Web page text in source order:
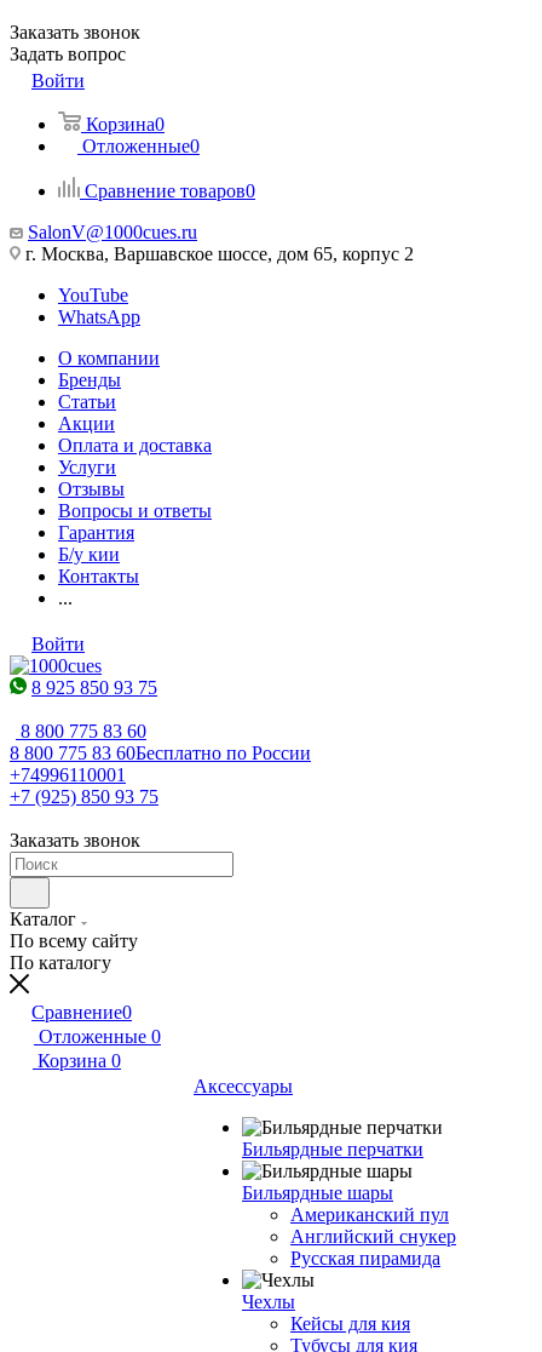
Заказать звонок
Задать вопрос
Войти
Корзина0
Отложенные0
Сравнение товаров0
SalonV@1000cues.ru
г. Москва, Варшавское шоссе, дом 65, корпус 2
YouTube
WhatsApp
О компании
Бренды
Статьи
Акции
Оплата и доставка
Услуги
Отзывы
Вопросы и ответы
Гарантия
Б/у кии
Контакты
...
Войти
8 925 850 93 75
8 800 775 83 60
8 800 775 83 60Бесплатно по России
+74996110001
+7 (925) 850 93 75
Заказать звонок
Каталог
По всему сайту
По каталогу
Сравнение0
Отложенные 0
Корзина 0
Аксессуары
Бильярдные перчатки
Бильярдные шары
Американский пул
Английский снукер
Русская пирамида
Чехлы
Кейсы для кия
Тубусы для кия